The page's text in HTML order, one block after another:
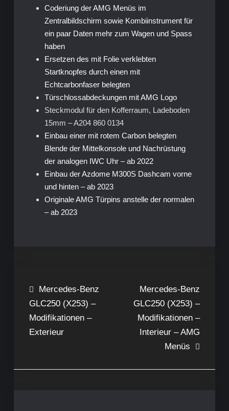
Coderiung der AMG Menüs im
Zentralbildschirm sowie Kombiinstrument für
ein paar Daten mehr zum Wagen und Spass
haben
Ersetzen des mit Folie verklebten
Startknopfes durch einen mit
Echtcarbonfaser belegten
Türschlossabdeckungen mit AMG Logo
Steckmodul für den Kofferraum, Ladeboden
15mm – A204 860 0134
Einbau einer mit rotem Carbon belegten
Blende der Mittelkonsole und Nachrüstung
der analogen IWC Uhr – ab 2022
Einbau der Azdome M300S Dashcam vorne
und hinten – ab 2023
Originale AMG Türpins anstelle der normalen
– ab 2023
Beitragsnavigation
Mercedes-Benz
GLC250 (X253) –
Modifikationen –
Exterieur
Mercedes-Benz
GLC250 (X253) –
Modifikationen –
Interieur – AMG
Menüs